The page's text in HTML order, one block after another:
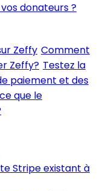
donateurs ?
Zeffy Comment
Zeffy? Testez la
paiement et des
que le
Stripe existant à